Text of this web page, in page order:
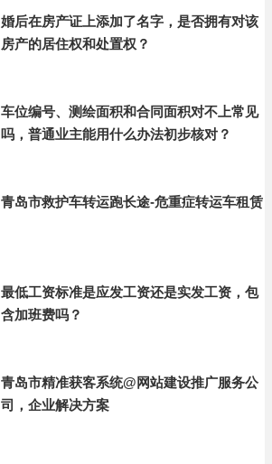
婚后在房产证上添加了名字，是否拥有对该
房产的居住权和处置权？
车位编号、测绘面积和合同面积对不上常见
吗，普通业主能用什么办法初步核对？
青岛市救护车转运跑长途-危重症转运车租赁
最低工资标准是应发工资还是实发工资，包
含加班费吗？
青岛市精准获客系统@网站建设推广服务公
司，企业解决方案